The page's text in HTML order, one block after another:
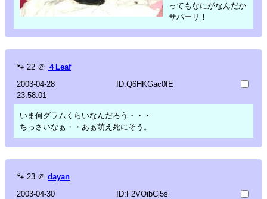
ってもなにがなんだか
サパーリ！
🐾 22 ＠ ４Leaf
2003-04-28
23:58:01
ID:Q6HKGac0fE
いま何グラムくらいなんだろう・・・
ちっさいなぁ・・あぁ萌え死にそう。
🐾 23 ＠ dayan
2003-04-30
ID:F2VOibCj5s